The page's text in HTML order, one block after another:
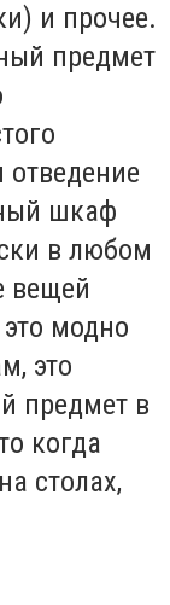
и прочее.
предмет
шкаф
в любом
вещей
модно
это
предмет в
когда
столах,